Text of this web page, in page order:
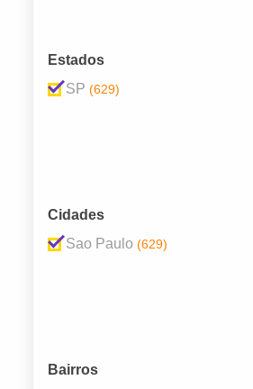
Estados
SP (629)
Cidades
Sao Paulo (629)
Bairros